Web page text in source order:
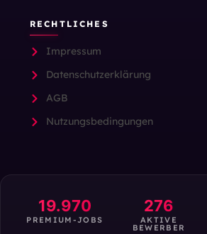
RECHTLICHES
Impressum
Datenschutzerklärung
AGB
Nutzungsbedingungen
19.970
PREMIUM-JOBS
276
AKTIVE
BEWERBER